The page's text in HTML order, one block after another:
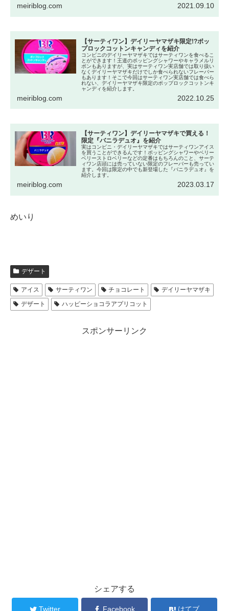
meiriblog.com 2021.09.10
【サーティワン】デイリーヤマザキ限定!?ポッ
プロックコットンキャンディを紹介
コンビニのデイリーヤマザキではサーティワンを食べるこ
とができます！王道のポッピングシャワーやキャラメルリ
ボンもありますが、実はサーティワン実店舗では取り扱い
なくデイリーヤマザキだけでしか食べられないフレーバー
もあります！そこで今回はサーティワン実店舗では食べら
れない、デイリーヤマザキ限定のポップロックコットンキ
ャンディを紹介します。
meiriblog.com 2022.10.25
【サーティワン】デイリーヤマザキで買える！
限定『バニラデュオ』を紹介
実はコンビニ・デイリーヤマザキではサーティワンアイス
を買うことができるんです！ポッピングシャワーやベリー
ベリーストロベリーなどの定番はもちろんのこと、サーテ
ィワン店頭には売っていない限定のフレーバーも売ってい
ます。今回は限定の中でも新登場した『バニラデュオ』を
紹介します。
meiriblog.com 2023.03.17
めいり
デザート
アイス サーティワン チョコレート
デイリーヤマザキ
デザート
ハッピーショコラアプリコット
スポンサーリンク
シェアする
Twitter Facebook はてブ